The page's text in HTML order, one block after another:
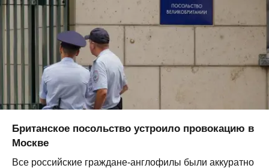
Британское посольство устроило провокацию в
Москве
Все российские граждане-англофилы были аккуратно